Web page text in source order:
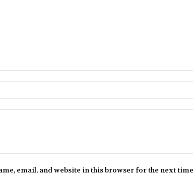
email, and website in this browser for the next